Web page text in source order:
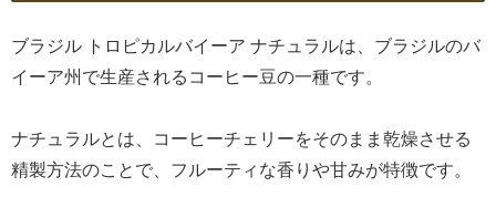
ブラジル トロピカルバイーア ナチュラルは、ブラジルのバ
イーア州で生産されるコーヒー豆の一種です。
ナチュラルとは、コーヒーチェリーをそのまま乾燥させる
精製方法のことで、フルーティな香りや甘みが特徴です。